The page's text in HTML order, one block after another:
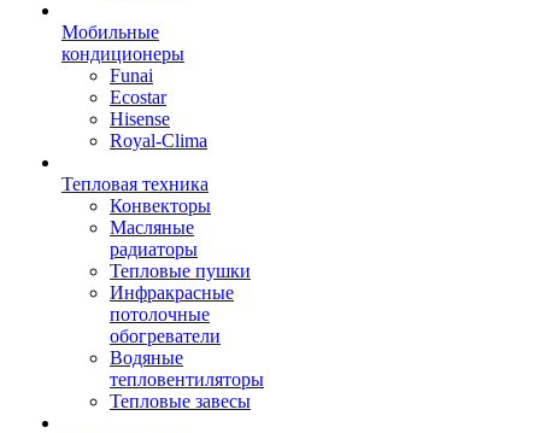
Мобильные
кондиционеры
Funai
Ecostar
Hisense
Royal-Clima
Тепловая техника
Конвекторы
Масляные
радиаторы
Тепловые пушки
Инфракрасные
потолочные
обогреватели
Водяные
тепловентиляторы
Тепловые завесы